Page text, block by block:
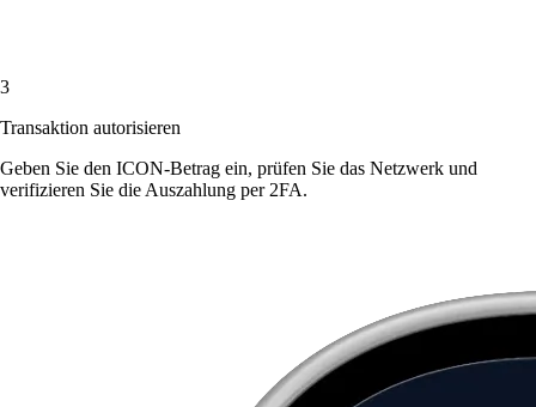
3
Transaktion autorisieren
Geben Sie den ICON-Betrag ein, prüfen Sie das Netzwerk und
verifizieren Sie die Auszahlung per 2FA.